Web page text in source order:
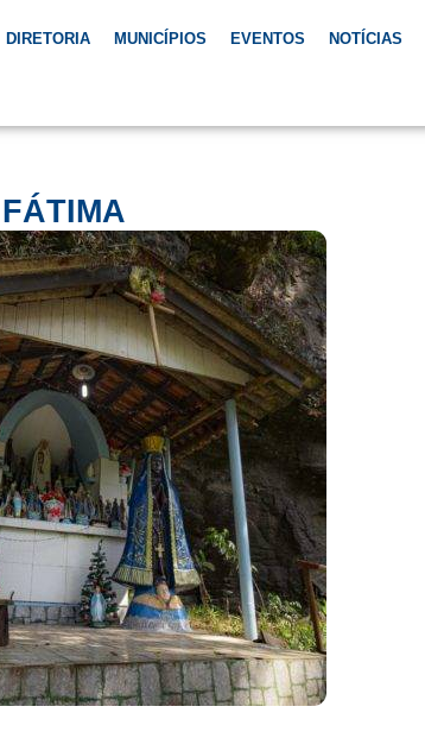
DIRETORIA MUNICÍPIOS EVENTOS NOTÍCIAS